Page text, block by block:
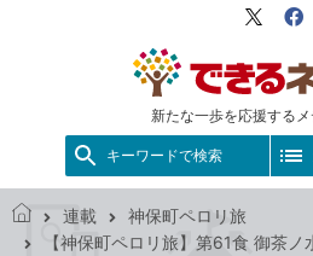
新たな一歩を応援する
X（旧
キーワードで検索
連載
神保町ペロリ旅
【神保町ペロリ旅】第61食 御茶